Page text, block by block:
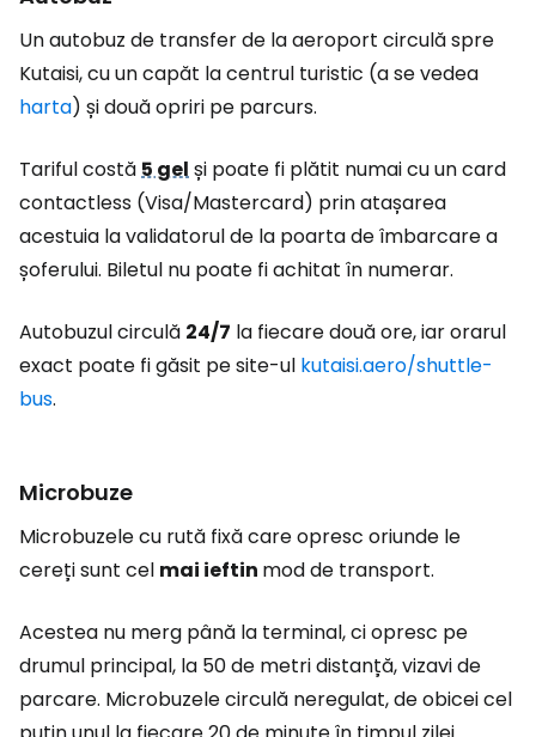
Un autobuz de transfer de la aeroport circulă spre
Kutaisi, cu un capăt la centrul turistic (a se vedea
harta) și două opriri pe parcurs.
Tariful costă5 gelși poate fi plătit numai cu un card
contactless (Visa/Mastercard) prin atașarea
acestuia la validatorul de la poarta de îmbarcare a
șoferului. Biletul nu poate fi achitat în numerar.
Autobuzul circulă 24/7 la fiecare două ore, iar orarul
exact poate fi găsit pe site-ul kutaisi.aero/shuttle-
bus.
Microbuze
Microbuzele cu rută fixă care opresc oriunde le
cereți sunt cel mai ieftin mod de transport.
Acestea nu merg până la terminal, ci opresc pe
drumul principal, la 50 de metri distanță, vizavi de
parcare. Microbuzele circulă neregulat, de obicei cel